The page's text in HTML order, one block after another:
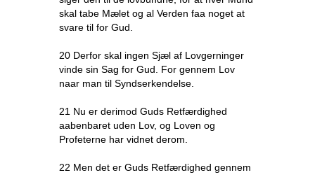
skal tabe Mælet og al Verden faa noget at
svare til for Gud.
20 Derfor skal ingen Sjæl af Lovgerninger
vinde sin Sag for Gud. For gennem Lov
naar man til Syndserkendelse.
21 Nu er derimod Guds Retfærdighed
aabenbaret uden Lov, og Loven og
Profeterne har vidnet derom.
22 Men det er Guds Retfærdighed gennem